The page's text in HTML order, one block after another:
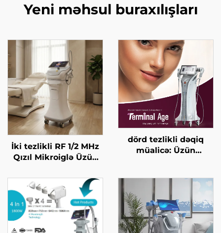
Yeni məhsul buraxılışları
İki tezlikli RF 1/2 MHz
Qızıl Mikroiglə Üzün
dörd tezlikli dəqiq
müalicə: Üzün
formalaşdırılması, son
yaş HIFU maşını